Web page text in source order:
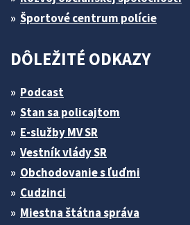
Športové centrum polície
DÔLEŽITÉ ODKAZY
Podcast
Stan sa policajtom
E-služby MV SR
Vestník vlády SR
Obchodovanie s ľuďmi
Cudzinci
Miestna štátna správa